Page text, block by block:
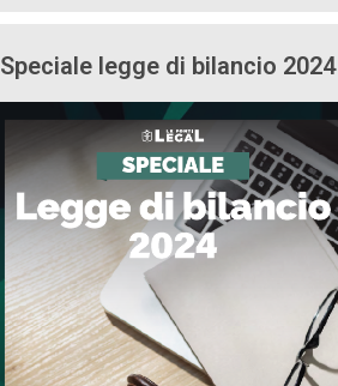
Speciale legge di bilancio 2024